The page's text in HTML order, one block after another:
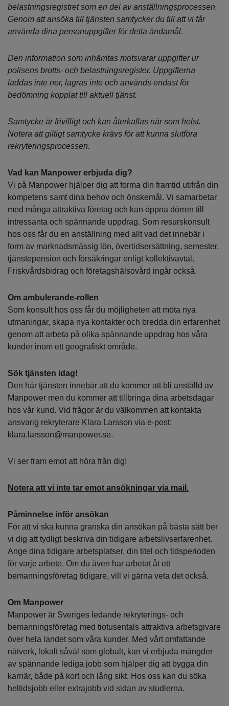
belastningsregistret som en del av anställningsprocessen.
Genom att ansöka till tjänsten samtycker du till att vi får
använda dina personuppgifter för detta ändamål.
Den information som inhämtas motsvarar uppgifter ur
polisens brotts- och belastningsregister. Uppgifterna
laddas inte ner, lagras inte och används endast för
bedömning kopplat till aktuell tjänst.
Samtycke är frivilligt och kan återkallas när som helst.
Notera att giltigt samtycke krävs för att kunna slutföra
rekryteringsprocessen.
Vad kan Manpower erbjuda dig?
Vi på Manpower hjälper dig att forma din framtid utifrån din
kompetens samt dina behov och önskemål. Vi samarbetar
med många attraktiva företag och kan öppna dörren till
intressanta och spännande uppdrag. Som resurskonsult
hos oss får du en anställning med allt vad det innebär i
form av marknadsmässig lön, övertidsersättning, semester,
tjänstepension och försäkringar enligt kollektivavtal.
Friskvårdsbidrag och företagshälsovård ingår också.
Om ambulerande-rollen
Som konsult hos oss får du möjligheten att möta nya
utmaningar, skapa nya kontakter och bredda din erfarenhet
genom att arbeta på olika spännande uppdrag hos våra
kunder inom ett geografiskt område.
Sök tjänsten idag!
Den här tjänsten innebär att du kommer att bli anställd av
Manpower men du kommer att tillbringa dina arbetsdagar
hos vår kund. Vid frågor är du välkommen att kontakta
ansvarig rekryterare Klara Larsson via e-post:
klara.larsson@manpower.se.
Vi ser fram emot att höra från dig!
Notera att vi inte tar emot ansökningar via mail.
Påminnelse inför ansökan
För att vi ska kunna granska din ansökan på bästa sätt ber
vi dig att tydligt beskriva din tidigare arbetslivserfarenhet.
Ange dina tidigare arbetsplatser, din titel och tidsperioden
för varje arbete. Om du även har arbetat åt ett
bemanningsföretag tidigare, vill vi gärna veta det också.
Om Manpower
Manpower är Sveriges ledande rekryterings- och
bemanningsföretag med tiotusentals attraktiva arbetsgivare
över hela landet som våra kunder. Med vårt omfattande
nätverk, lokalt såväl som globalt, kan vi erbjuda mängder
av spännande lediga jobb som hjälper dig att bygga din
karriär, både på kort och lång sikt. Hos oss kan du söka
heltidsjobb eller extrajobb vid sidan av studierna.